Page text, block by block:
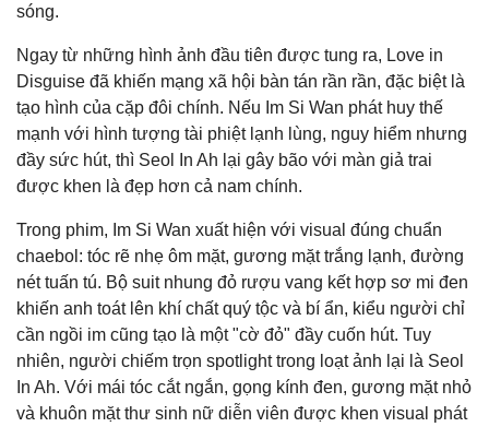
sóng.
Ngay từ những hình ảnh đầu tiên được tung ra, Love in
Disguise đã khiến mạng xã hội bàn tán rần rần, đặc biệt là
tạo hình của cặp đôi chính. Nếu Im Si Wan phát huy thế
mạnh với hình tượng tài phiệt lạnh lùng, nguy hiểm nhưng
đầy sức hút, thì Seol In Ah lại gây bão với màn giả trai
được khen là đẹp hơn cả nam chính.
Trong phim, Im Si Wan xuất hiện với visual đúng chuẩn
chaebol: tóc rẽ nhẹ ôm mặt, gương mặt trắng lạnh, đường
nét tuấn tú. Bộ suit nhung đỏ rượu vang kết hợp sơ mi đen
khiến anh toát lên khí chất quý tộc và bí ẩn, kiểu người chỉ
cần ngồi im cũng tạo là một "cờ đỏ" đầy cuốn hút. Tuy
nhiên, người chiếm trọn spotlight trong loạt ảnh lại là Seol
In Ah. Với mái tóc cắt ngắn, gọng kính đen, gương mặt nhỏ
và khuôn mặt thư sinh nữ diễn viên được khen visual phát